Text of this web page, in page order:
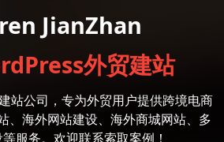
JianZhan
外贸建站
站公司，专为外贸用户提供跨境电商
、海外网站建设、海外商城网站、多
服务。欢迎联系索取案例！